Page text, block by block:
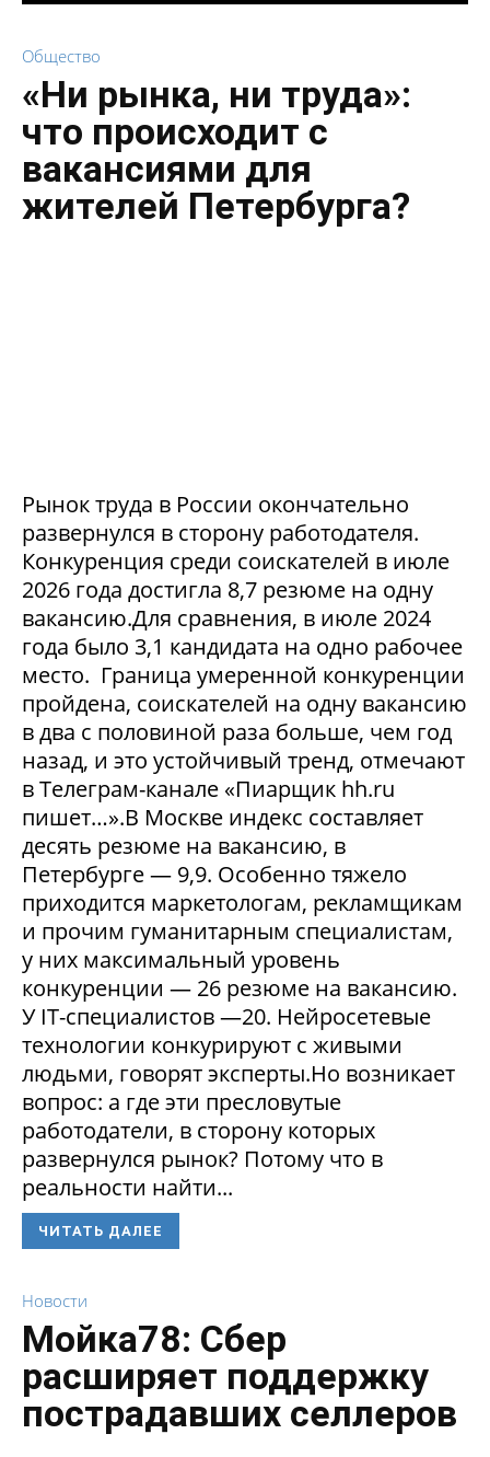
Общество
«Ни рынка, ни труда»:
что происходит с
вакансиями для
жителей Петербурга?
Рынок труда в России окончательно
развернулся в сторону работодателя.
Конкуренция среди соискателей в июле
2026 года достигла 8,7 резюме на одну
вакансию.Для сравнения, в июле 2024
года было 3,1 кандидата на одно рабочее
место. Граница умеренной конкуренции
пройдена, соискателей на одну вакансию
в два с половиной раза больше, чем год
назад, и это устойчивый тренд, отмечают
в Телеграм-канале «Пиарщик hh.ru
пишет…».В Москве индекс составляет
десять резюме на вакансию, в
Петербурге — 9,9. Особенно тяжело
приходится маркетологам, рекламщикам
и прочим гуманитарным специалистам,
у них максимальный уровень
конкуренции — 26 резюме на вакансию.
У IT-специалистов —20. Нейросетевые
технологии конкурируют с живыми
людьми, говорят эксперты.Но возникает
вопрос: а где эти пресловутые
работодатели, в сторону которых
развернулся рынок? Потому что в
реальности найти...
ЧИТАТЬ ДАЛЕЕ
Новости
Мойка78: Сбер
расширяет поддержку
пострадавших селлеров